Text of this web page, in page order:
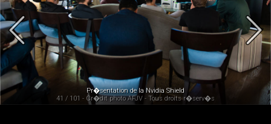
Pr�sentation de la Nvidia Shield
41 / 101 - Cr�dit photo AFJV - Tous droits r�serv�s